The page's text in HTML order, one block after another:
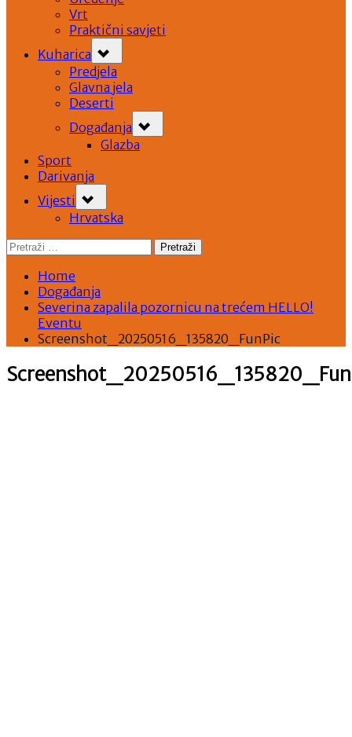
Vrt
Praktični savjeti
Kuharica
sub-
menu
Predjela
Glavna jela
Deserti
Događanja
sub-
menu
Glazba
Sport
Darivanja
Vijesti
sub-
menu
Hrvatska
Pretraži:
Home
Događanja
Severina zapalila pozornicu na trećem HELLO!
Eventu
Screenshot_20250516_135820_FunPic